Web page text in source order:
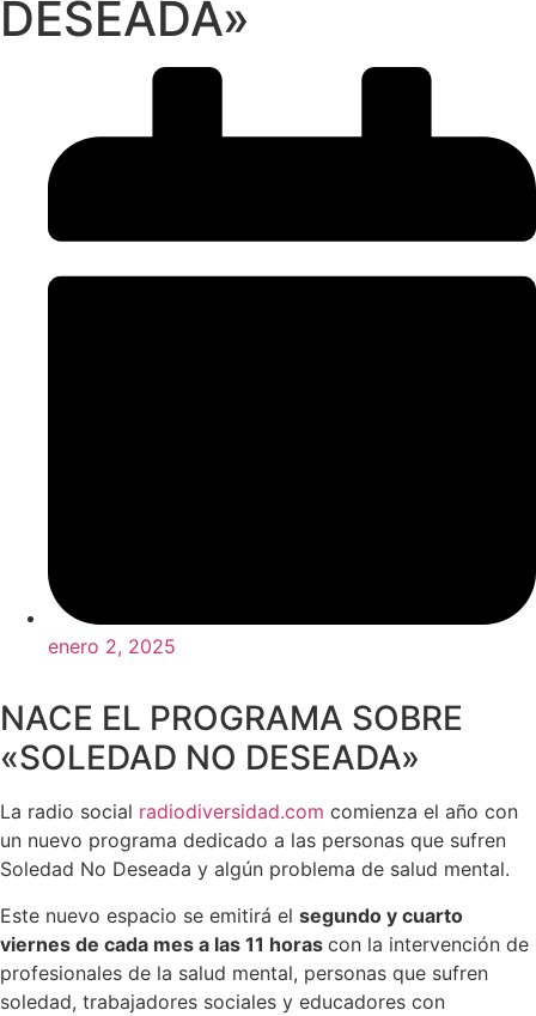
DESEADA»
enero 2, 2025
NACE EL PROGRAMA SOBRE
«SOLEDAD NO DESEADA»
La radio social radiodiversidad.com comienza el año con
un nuevo programa dedicado a las personas que sufren
Soledad No Deseada y algún problema de salud mental.
Este nuevo espacio se emitirá el segundo y cuarto
viernes de cada mes a las 11 horas con la intervención de
profesionales de la salud mental, personas que sufren
soledad, trabajadores sociales y educadores con